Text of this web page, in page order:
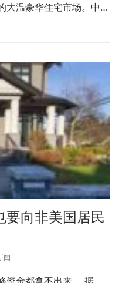
大温豪华住宅市场。中…
要向非美国居民
闻
资金都拿不出来。 据…